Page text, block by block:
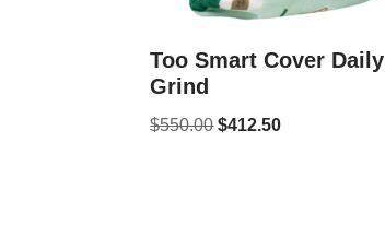
Too Smart Cover Daily
Grind
$550.00 $412.50